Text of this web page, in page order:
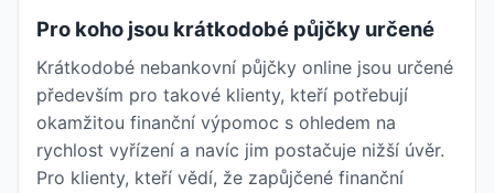
Pro koho jsou krátkodobé půjčky určené
Krátkodobé nebankovní půjčky online jsou určené
především pro takové klienty, kteří potřebují
okamžitou finanční výpomoc s ohledem na
rychlost vyřízení a navíc jim postačuje nižší úvěr.
Pro klienty, kteří vědí, že zapůjčené finanční